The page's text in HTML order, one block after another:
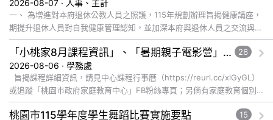
2026-08-07 · 人事、主計
一、 為增進對本府退休公教人員之照護，115年規劃辦理旨揭健康講座，
期提升退休人員對自我健康管理認知，並加深本府與退休人員之交流與情
誼，講座內容說明如下： (一) 辦理日期及地點： １、 ... 觀看完整文章
「小桃家8月課程資訊」、「暑期親子電影營」、「祖孫樂淘桃」、「愛『原原』不絕-親子共學同樂會」 26
2026-08-06 · 學務處
或追蹤「桃園市政府家庭教育中心」FB粉絲專頁；另倘有家庭教育個別
化服務需求，可撥打41281... 觀看完整文章
桃園市115學年度學生舞蹈比賽實施要點 15